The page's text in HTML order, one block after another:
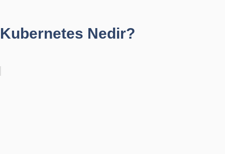
Kubernetes Nedir?